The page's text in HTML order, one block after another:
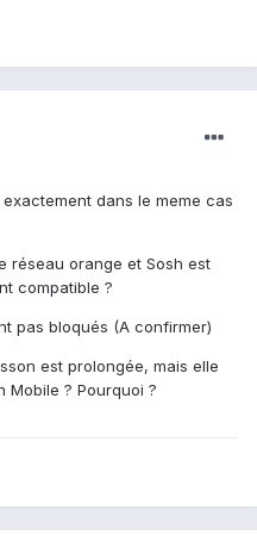
dans le meme cas
réseau orange et Sosh est
compatible ?
pas bloqués (A confirmer)
est prolongée, mais elle
Mobile ? Pourquoi ?